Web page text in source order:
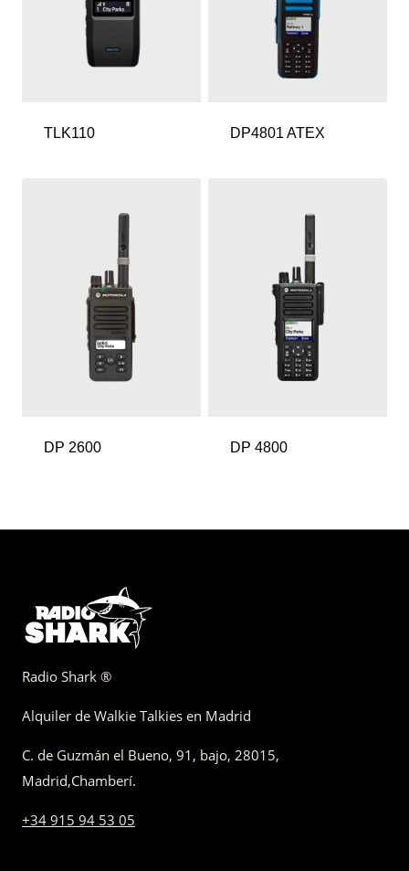
TLK110 DP4801 ATEX
DP 2600 DP 4800
Radio Shark ®
Alquiler de Walkie Talkies en Madrid
C. de Guzmán el Bueno, 91, bajo, 28015,
Madrid,Chamberí.
+34 915 94 53 05